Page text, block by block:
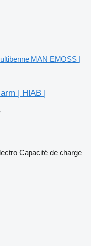
MAN EMOSS |
| HIAB |
Capacité de charge